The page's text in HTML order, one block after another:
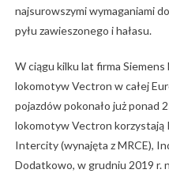
najsurowszymi wymaganiami
pyłu zawieszonego i hałasu.
W ciągu kilku lat firma
lokomotyw Vectron w całej
pojazdów pokonało już ponad
lokomotyw Vectron korzystają
Intercity (wynajęta z MRCE),
Dodatkowo, w grudniu 2019 r.